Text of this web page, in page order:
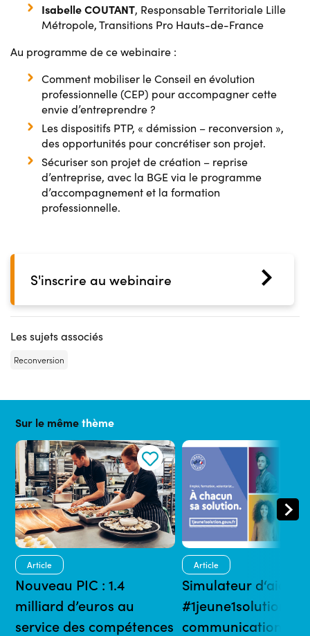
Isabelle COUTANT, Responsable Territoriale Lille
Métropole, Transitions Pro Hauts-de-France
Au programme de ce webinaire :
Comment mobiliser le Conseil en évolution
professionnelle (CEP) pour accompagner cette
envie d’entreprendre ?
Les dispositifs PTP, « démission – reconversion »,
des opportunités pour concrétiser son projet.
Sécuriser son projet de création – reprise
d’entreprise, avec la BGE via le programme
d’accompagnement et la formation
professionnelle.
S'inscrire au webinaire
Les sujets associés
Reconversion
Sur le mêmethème
Article
Nouveau PIC : 1.4
milliard d’euros au
service des compétences
Article
Simulateur d‘aides
#1jeune1solution : 1
communication